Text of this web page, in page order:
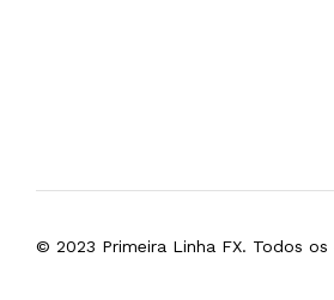
© 2023 Primeira Linha FX. Todos